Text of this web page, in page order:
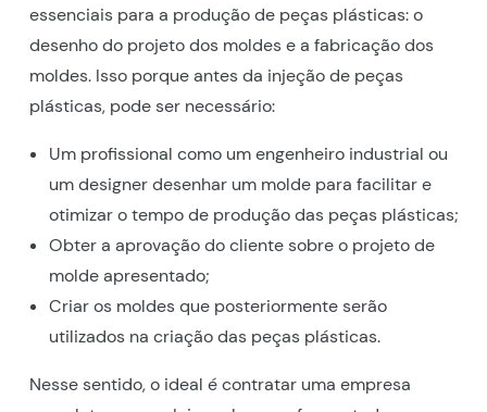
essenciais para a produção de peças plásticas: o
desenho do projeto dos moldes e a fabricação dos
moldes. Isso porque antes da injeção de peças
plásticas, pode ser necessário:
Um profissional como um engenheiro industrial ou
um designer desenhar um molde para facilitar e
otimizar o tempo de produção das peças plásticas;
Obter a aprovação do cliente sobre o projeto de
molde apresentado;
Criar os moldes que posteriormente serão
utilizados na criação das peças plásticas.
Nesse sentido, o ideal é contratar uma empresa